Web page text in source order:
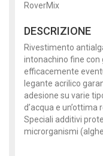
RoverMix
DESCRIZIONE
Rivestimento
intonachino fine con
efficacemente
legante acrilico
adesione su varie
d’acqua e
Speciali additivi
microrganismi